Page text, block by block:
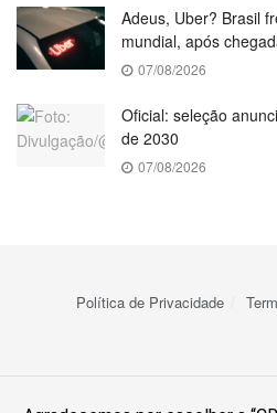
Adeus, Uber? Brasil
mundial, após
07/08/2026
Oficial: seleção
de 2030
07/08/2026
Política de Privacidade